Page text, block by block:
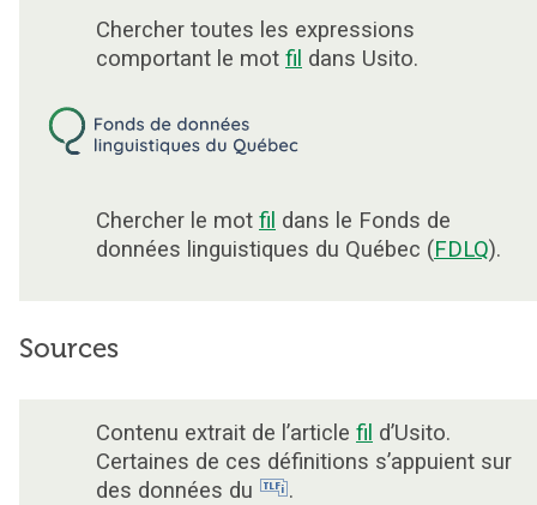
Chercher toutes les expressions
comportant le mot fil dans Usito.
Chercher le mot fil dans le Fonds de
données linguistiques du Québec (FDLQ).
Sources
Contenu extrait de l’article fil d’Usito.
Certaines de ces définitions s’appuient sur
des données du
.